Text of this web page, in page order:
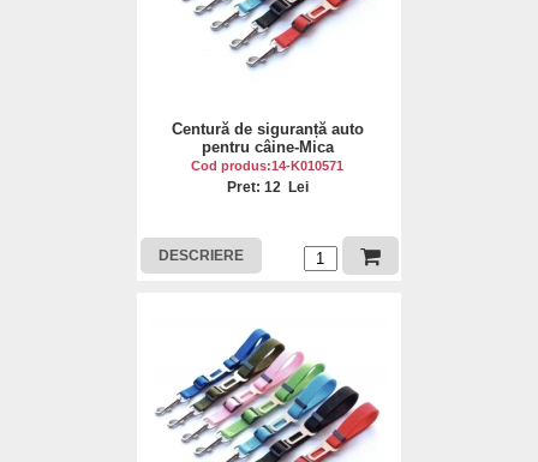
Centură de siguranță auto
pentru câine-Mica
Cod produs:14-K010571
Pret: 12 Lei
DESCRIERE